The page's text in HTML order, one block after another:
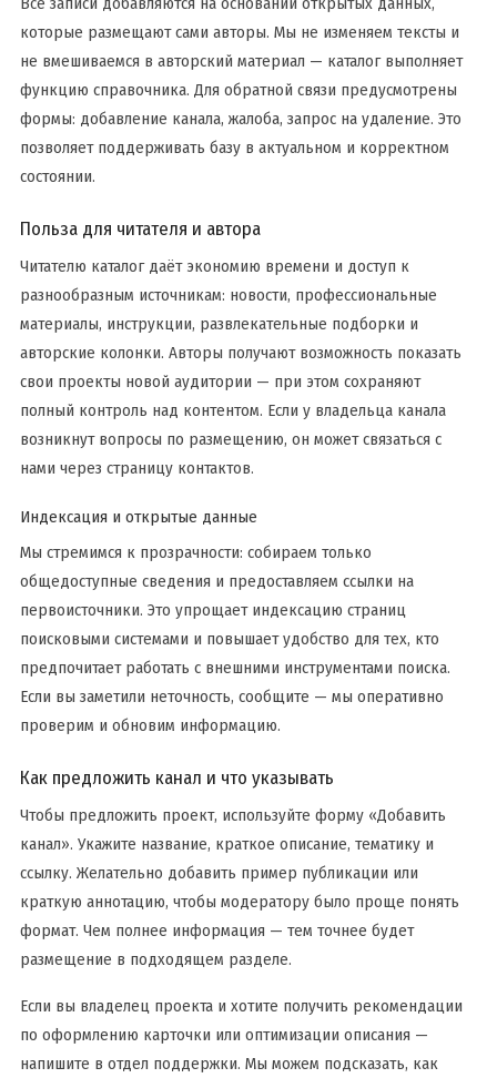
которые размещают сами авторы. Мы не изменяем тексты и
не вмешиваемся в авторский материал — каталог выполняет
функцию справочника. Для обратной связи предусмотрены
формы: добавление канала, жалоба, запрос на удаление. Это
позволяет поддерживать базу в актуальном и корректном
состоянии.
Польза для читателя и автора
Читателю каталог даёт экономию времени и доступ к
разнообразным источникам: новости, профессиональные
материалы, инструкции, развлекательные подборки и
авторские колонки. Авторы получают возможность показать
свои проекты новой аудитории — при этом сохраняют
полный контроль над контентом. Если у владельца канала
возникнут вопросы по размещению, он может связаться с
нами через страницу контактов.
Индексация и открытые данные
Мы стремимся к прозрачности: собираем только
общедоступные сведения и предоставляем ссылки на
первоисточники. Это упрощает индексацию страниц
поисковыми системами и повышает удобство для тех, кто
предпочитает работать с внешними инструментами поиска.
Если вы заметили неточность, сообщите — мы оперативно
проверим и обновим информацию.
Как предложить канал и что указывать
Чтобы предложить проект, используйте форму «Добавить
канал». Укажите название, краткое описание, тематику и
ссылку. Желательно добавить пример публикации или
краткую аннотацию, чтобы модератору было проще понять
формат. Чем полнее информация — тем точнее будет
размещение в подходящем разделе.
Если вы владелец проекта и хотите получить рекомендации
по оформлению карточки или оптимизации описания —
напишите в отдел поддержки. Мы можем подсказать, как